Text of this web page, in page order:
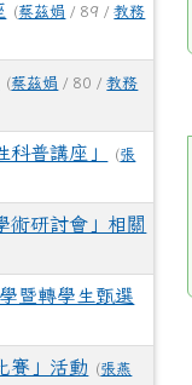
(蔡茲娟 / 89 /教務
(蔡茲娟 / 80 /教務
普講座」 (張
術研討會」相關
暨轉學生甄選
賽」活動 (張燕